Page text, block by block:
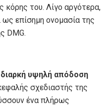
κόρης του. Λίγο αργότερα,
επίσημη ονομασία της
DMG.
διαρκή υψηλή απόδοση
σχεδιαστής της
ένα πλήρως